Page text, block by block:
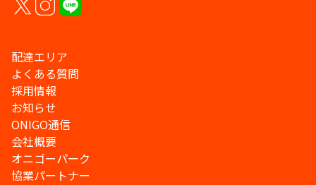
配達エリア
よくある質問
採用情報
お知らせ
ONIGO通信
会社概要
オニゴーパーク
協業パートナー